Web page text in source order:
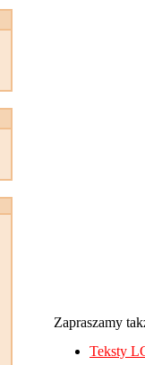
Zapraszamy
Teksty